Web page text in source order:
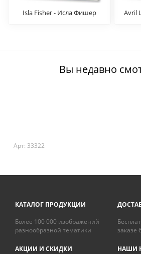
Isla Fisher - Исла Фишер Avril
Вы недавно
Арт: 33322
КАТАЛОГ ПРОДУКЦИИ
Более 100 000 изображений
разнообразной тематики
заказе
АКЦИИ И СКИДКИ НАШИ